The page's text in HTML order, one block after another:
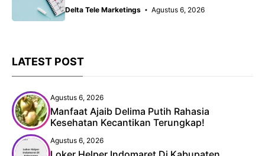
Delta Tele Marketings Agustus 6, 2026
LATEST POST
Agustus 6, 2026
Manfaat Ajaib Delima Putih Rahasia
Kesehatan Kecantikan Terungkap!
Agustus 6, 2026